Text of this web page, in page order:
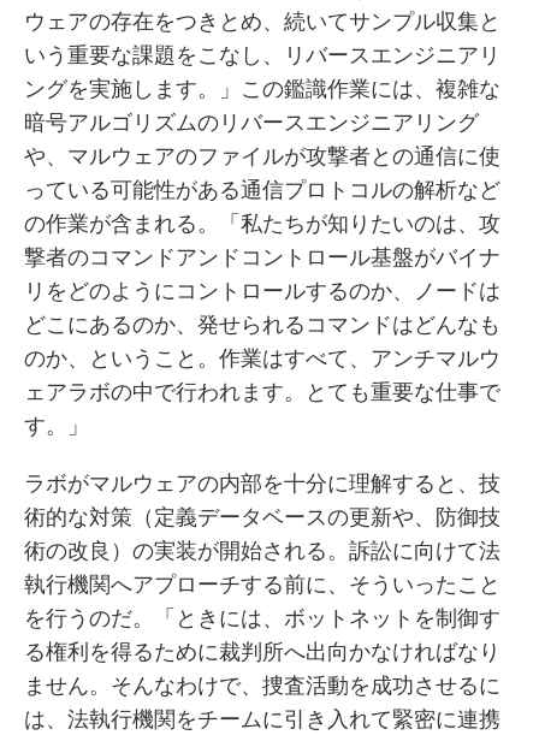
ウェアの存在をつきとめ、続いてサンプル収集と
いう重要な課題をこなし、リバースエンジニアリ
ングを実施します。」この鑑識作業には、複雑な
暗号アルゴリズムのリバースエンジニアリング
や、マルウェアのファイルが攻撃者との通信に使
っている可能性がある通信プロトコルの解析など
の作業が含まれる。「私たちが知りたいのは、攻
撃者のコマンドアンドコントロール基盤がバイナ
リをどのようにコントロールするのか、ノードは
どこにあるのか、発せられるコマンドはどんなも
のか、ということ。作業はすべて、アンチマルウ
ェアラボの中で行われます。とても重要な仕事で
す。」
ラボがマルウェアの内部を十分に理解すると、技
術的な対策（定義データベースの更新や、防御技
術の改良）の実装が開始される。訴訟に向けて法
執行機関へアプローチする前に、そういったこと
を行うのだ。「ときには、ボットネットを制御す
る権利を得るために裁判所へ出向かなければなり
ません。そんなわけで、捜査活動を成功させるに
は、法執行機関をチームに引き入れて緊密に連携